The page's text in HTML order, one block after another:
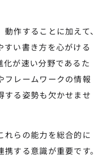
作することに加えて、
い書き方を心がける
が速い分野であるた
フレームワークの情報
する姿勢も欠かせませ
れらの能力を総合的に
する意識が重要です。